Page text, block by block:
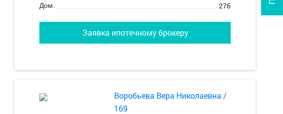
Дом: 27б
Заявка ипотечному брокеру
Воробьева Вера Николаевна /
169